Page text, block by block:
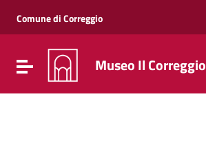
Vai al menu di navigazione
Vai al footer
Comune di Correggio
Attiva / disattiva la navigazione
Museo Il Correggio